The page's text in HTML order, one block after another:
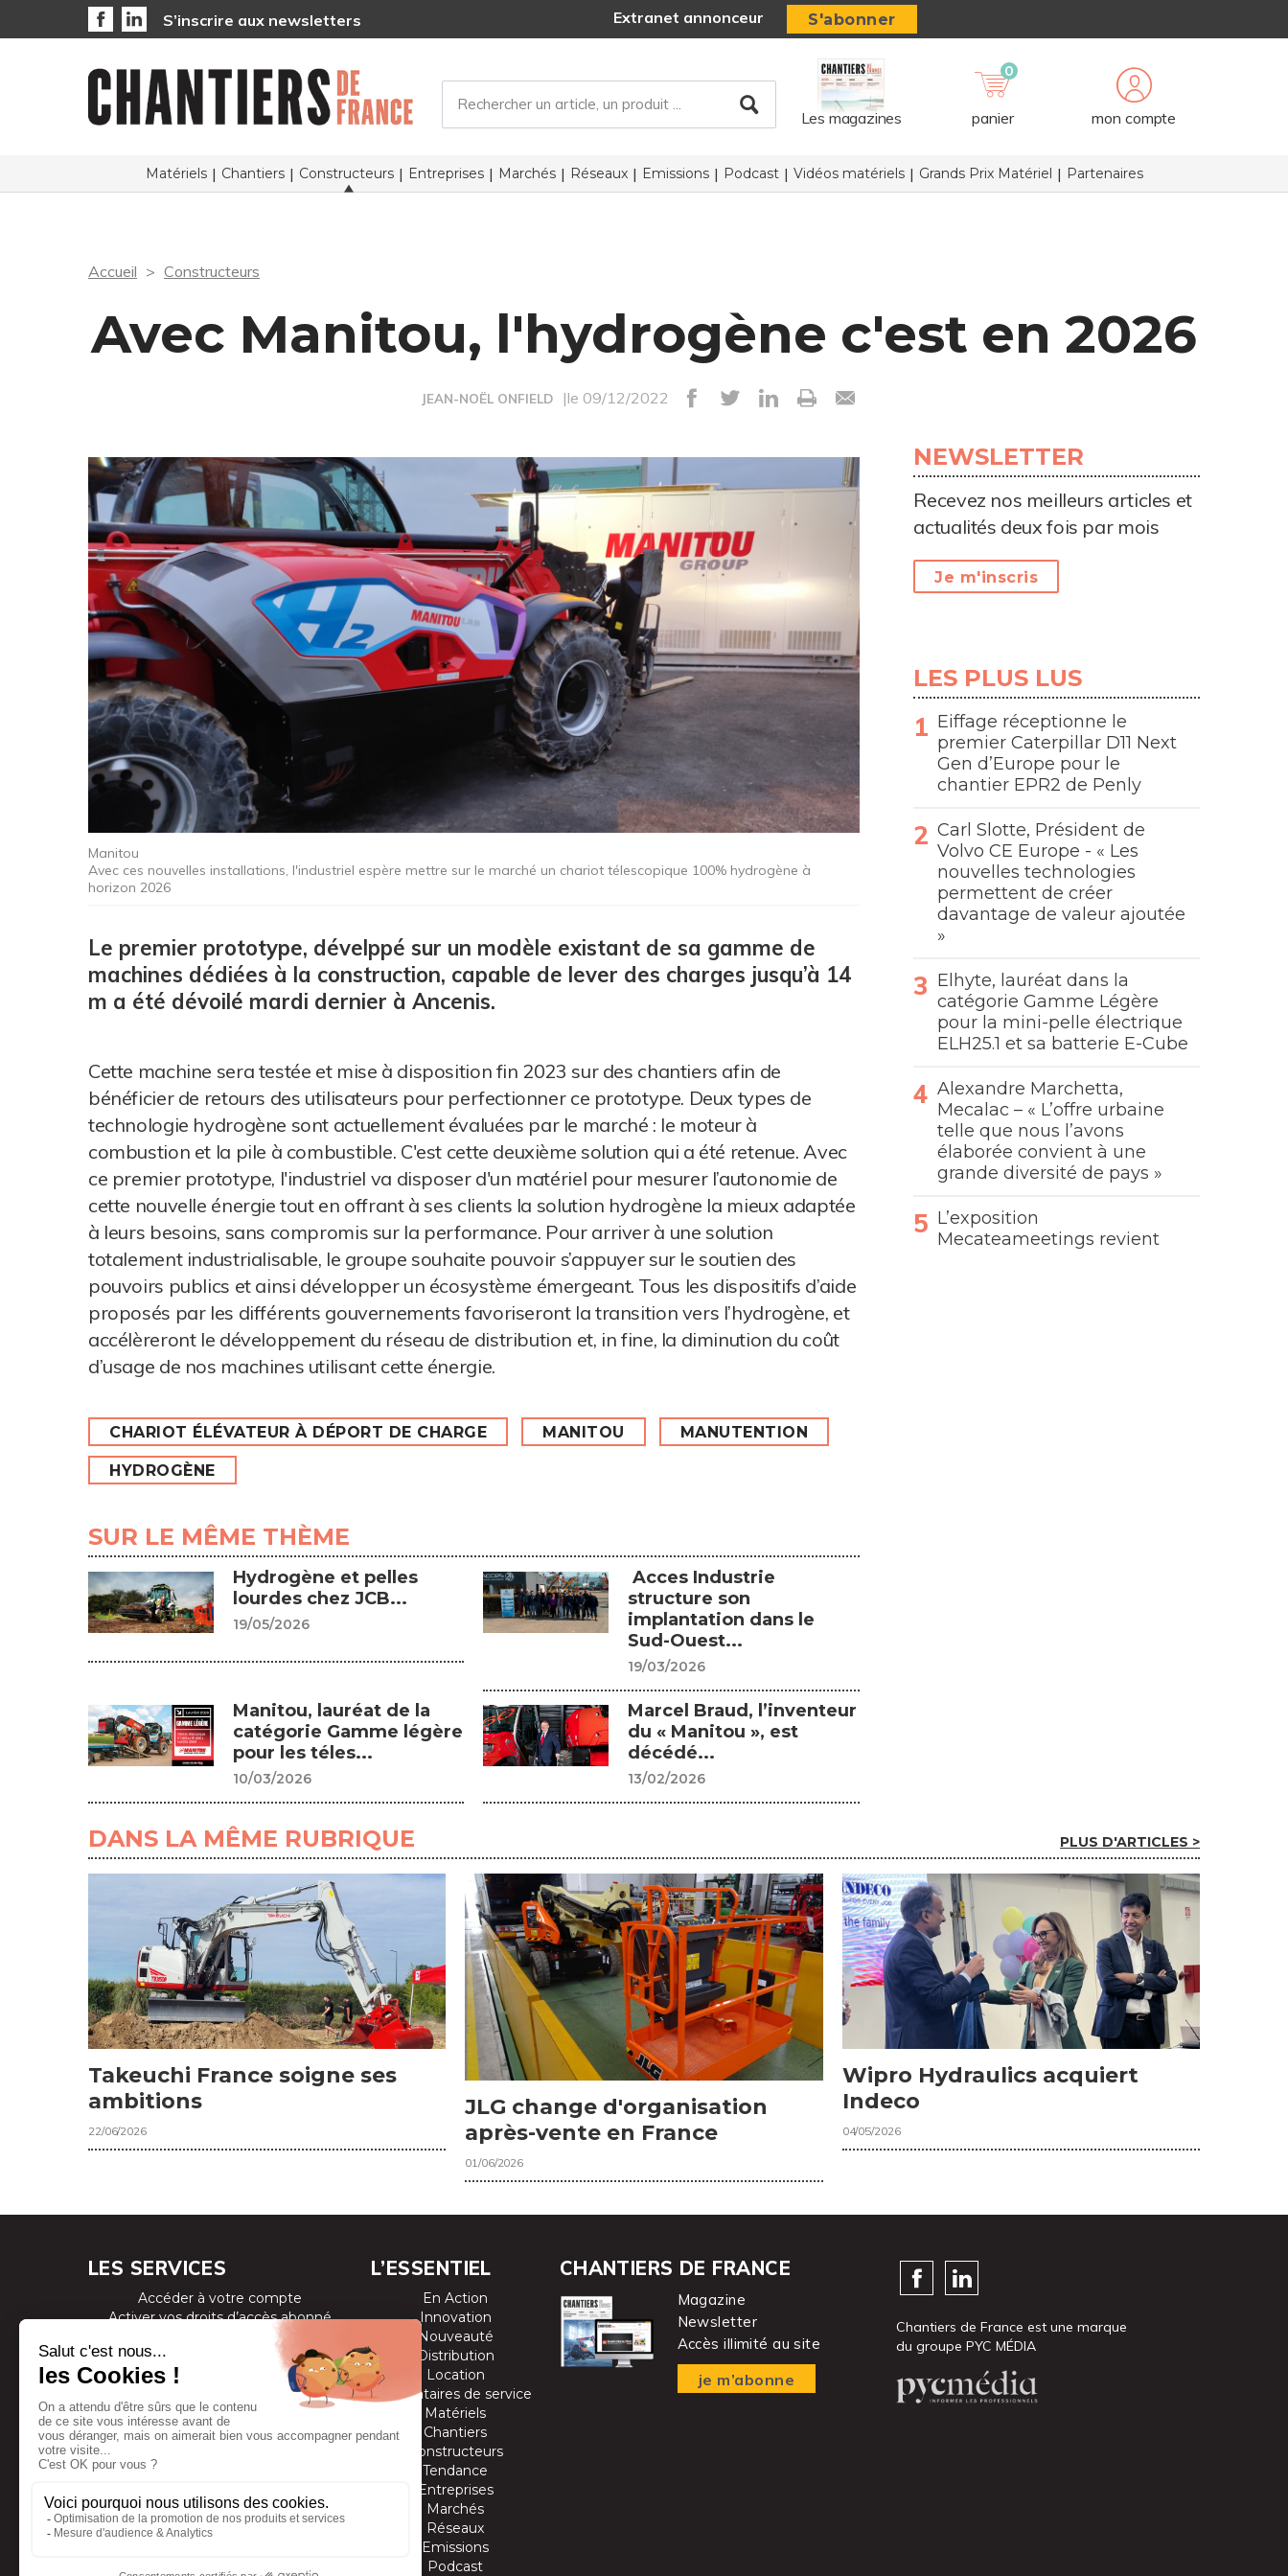
S’inscrire aux newsletters Extranet annonceur S'abonner
Les magazines
0
panier mon compte
Matériels Chantiers Constructeurs Entreprises Marchés Réseaux Emissions Podcast Vidéos matériels Grands Prix Matériel Partenaires
Accueil Constructeurs
Avec Manitou, l'hydrogène c'est en 2026
JEAN-NOËL ONFIELD |le 09/12/2022
Manitou
Avec ces nouvelles installations, l'industriel espère mettre sur le marché un chariot télescopique 100% hydrogène à
horizon 2026
Le premier prototype, dévelppé sur un modèle existant de sa gamme de
machines dédiées à la construction, capable de lever des charges jusqu’à 14
m a été dévoilé mardi dernier à Ancenis.
Cette machine sera testée et mise à disposition fin 2023 sur des chantiers afin de
bénéficier de retours des utilisateurs pour perfectionner ce prototype. Deux types de
technologie hydrogène sont actuellement évaluées par le marché : le moteur à
combustion et la pile à combustible. C'est cette deuxième solution qui a été retenue. Avec
ce premier prototype, l'industriel va disposer d'un matériel pour mesurer l’autonomie de
cette nouvelle énergie tout en offrant à ses clients la solution hydrogène la mieux adaptée
à leurs besoins, sans compromis sur la performance. Pour arriver à une solution
totalement industrialisable, le groupe souhaite pouvoir s’appuyer sur le soutien des
pouvoirs publics et ainsi développer un écosystème émergeant. Tous les dispositifs d’aide
proposés par les différents gouvernements favoriseront la transition vers l’hydrogène, et
accélèreront le développement du réseau de distribution et, in fine, la diminution du coût
d’usage de nos machines utilisant cette énergie.
CHARIOT ÉLÉVATEUR À DÉPORT DE CHARGE MANITOU MANUTENTION
HYDROGÈNE
SUR LE MÊME THÈME
Hydrogène et pelles
lourdes chez JCB...
19/05/2026
Acces Industrie
structure son
implantation dans le
Sud-Ouest...
19/03/2026
Manitou, lauréat de la
catégorie Gamme légère
pour les téles...
10/03/2026
Marcel Braud, l’inventeur
du « Manitou », est
décédé...
13/02/2026
NEWSLETTER
Recevez nos meilleurs articles et
actualités deux fois par mois
Je m'inscris
LES PLUS LUS
Eiffage réceptionne le
premier Caterpillar D11 Next
Gen d’Europe pour le
chantier EPR2 de Penly
Carl Slotte, Président de
Volvo CE Europe - « Les
nouvelles technologies
permettent de créer
davantage de valeur ajoutée
»
Elhyte, lauréat dans la
catégorie Gamme Légère
pour la mini-pelle électrique
ELH25.1 et sa batterie E-Cube
Alexandre Marchetta,
Mecalac – « L’offre urbaine
telle que nous l’avons
élaborée convient à une
grande diversité de pays »
L’exposition
Mecateameetings revient
DANS LA MÊME RUBRIQUE PLUS D'ARTICLES >
Takeuchi France soigne ses
ambitions
22/06/2026
JLG change d'organisation
après-vente en France
01/06/2026
Wipro Hydraulics acquiert
Indeco
04/05/2026
LES SERVICES
Accéder à votre compte
Activer vos droits d’accès abonné
Consulter les magazines
S’inscrire aux newsletters
Devenir annonceur
Se connecter à l’extranet annonceur
Nous contacter
L’ESSENTIEL
En Action
Innovation
Nouveauté
Distribution
Location
Prestataires de service
Matériels
Chantiers
Constructeurs
Tendance
Entreprises
Marchés
Réseaux
Emissions
Podcast
CHANTIERS DE FRANCE
Magazine
Newsletter
Accès illimité au site
je m’abonne
Chantiers de France est une marque
du groupe PYC MÉDIA